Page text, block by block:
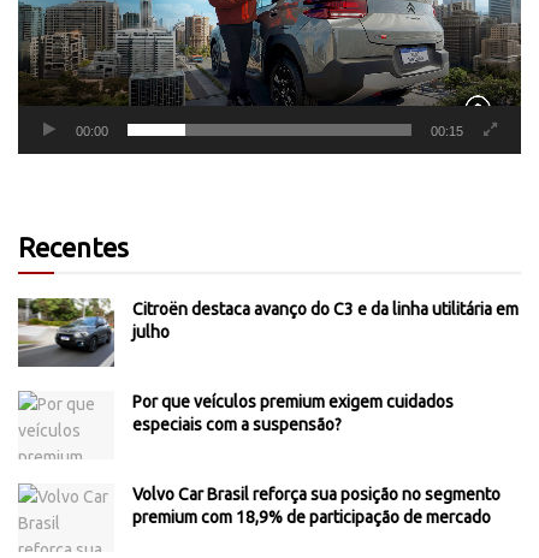
00:00 00:15
Recentes
Citroën destaca avanço do C3 e da linha utilitária em
julho
Por que veículos premium exigem cuidados
especiais com a suspensão?
Volvo Car Brasil reforça sua posição no segmento
premium com 18,9% de participação de mercado